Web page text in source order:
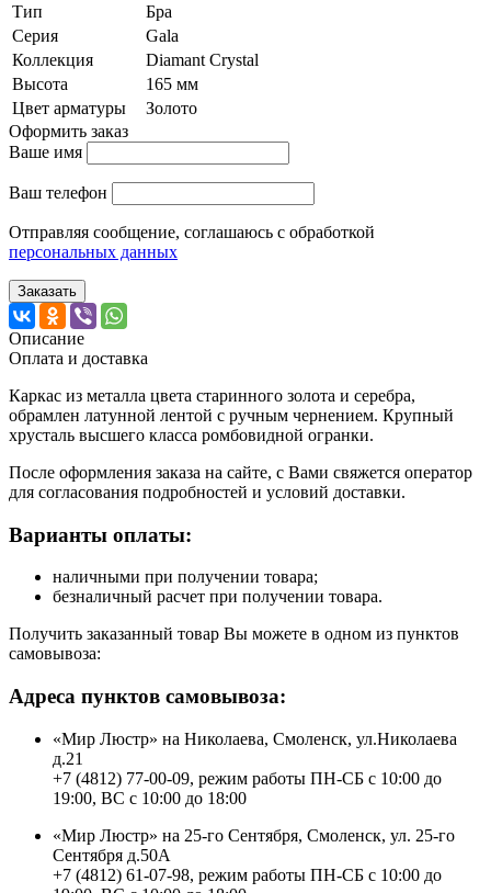
Тип
Бра
Серия
Gala
Коллекция
Diamant Crystal
Высота
165 мм
Цвет арматуры
Золото
Оформить заказ
Ваше имя
Ваш телефон
Отправляя сообщение, соглашаюсь с обработкой
персональных данных
Заказать
Описание
Оплата и доставка
Каркас из металла цвета старинного золота и серебра,
обрамлен латунной лентой с ручным чернением. Крупный
хрусталь высшего класса ромбовидной огранки.
После оформления заказа на сайте, с Вами свяжется оператор
для согласования подробностей и условий доставки.
Варианты оплаты:
наличными при получении товара;
безналичный расчет при получении товара.
Получить заказанный товар Вы можете в одном из пунктов
самовывоза:
Адреса пунктов самовывоза:
«Мир Люстр» на Николаева, Смоленск, ул.Николаева
д.21
+7 (4812) 77-00-09, режим работы ПН-СБ с 10:00 до
19:00, ВС с 10:00 до 18:00
«Мир Люстр» на 25-го Сентября, Смоленск, ул. 25-го
Сентября д.50А
+7 (4812) 61-07-98, режим работы ПН-СБ с 10:00 до